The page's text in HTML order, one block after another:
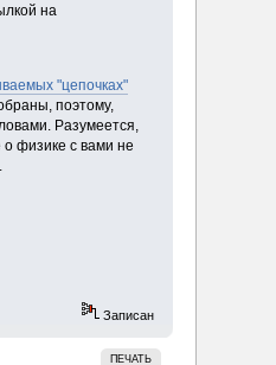
на
"цепочках"
поэтому,
Разумеется,
о физике с вами не
Записан
ПЕЧАТЬ